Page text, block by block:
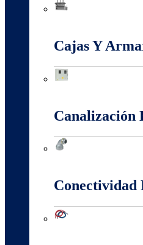
Cajas Y
Canalización
Conectividad